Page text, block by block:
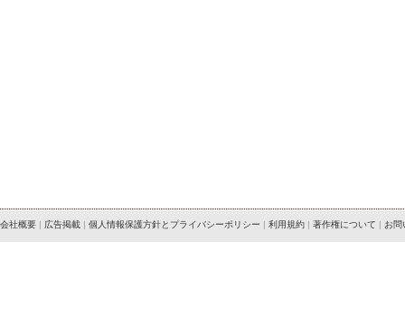
会社概要 | 広告掲載 | 個人情報保護方針とプライバシーポリシー | 利用規約 | 著作権について | お問